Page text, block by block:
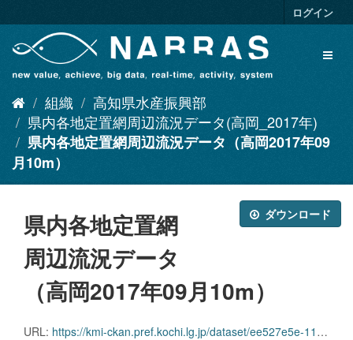
キ
ログイン
組織
高知県水産振興部
県内各地定置網周辺流況データ(高岡_2017年)
県内各地定置網周辺流況データ（高岡2017年09
月10m）
ダウンロード
県内各地定置網
周辺流況データ
（高岡2017年09月10m）
URL: https://kmi-ckan.pref.kochi.lg.jp/dataset/ee527e5e-1174-4a32-b932-f6cf31db0cbe/resource/fa1fbb12-aab7-4274-bd63-dd85a2127f00/download/kennaikakuchiteichiamishuuhenryuukyoudatatakaoka2017-09-10m.csv